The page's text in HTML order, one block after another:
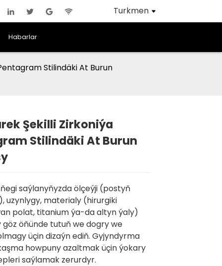
Turkmen
Habarlar
Stilindäki At Burun
Loading...
Loading...
Şekilli Zirkoniýa
Stilindäki At Burun
saýlanyňyzda ölçeýji (postyň
uzynlygy, materialy (hirurgiki
polat, titanium ýa-da altyn ýaly)
öňünde tutuň we dogry we
üçin dizaýn ediň. Gyjyndyrma
howpuny azaltmak üçin ýokary
saýlamak zerurdyr.